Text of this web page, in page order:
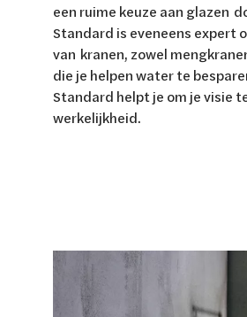
Ontdek verwarming & koeling
Alles over verwarming &
Ontdek de badkamer
Alles voor de badkamer
Ontdek duurzaam wonen
Alles over duurzaam wonen
Ontdek waterbehandeling
Alles over waterbehandeling
een ruime keuze aan glazen
Standard is eveneens expert
van kranen, zowel
die je helpen water te
Standard helpt je om je visie
werkelijkheid.